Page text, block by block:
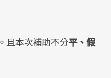
。且本次補助不分平、假